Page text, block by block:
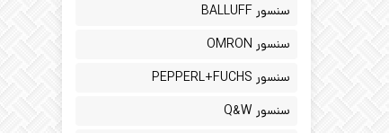
سنسور BALLUFF
سنسور OMRON
سنسور PEPPERL+FUCHS
سنسور Q&W